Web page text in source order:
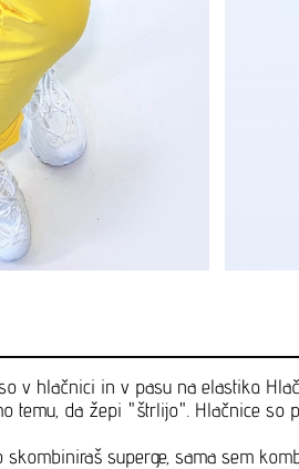
v hlačnici in v pasu na elastiko.
temu, da žepi "štrlijo". Hlačnice
superge, sama sem